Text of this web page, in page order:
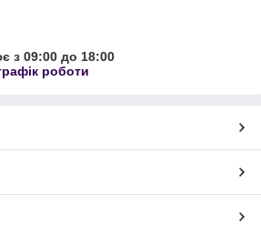
з 09:00 до 18:00
роботи